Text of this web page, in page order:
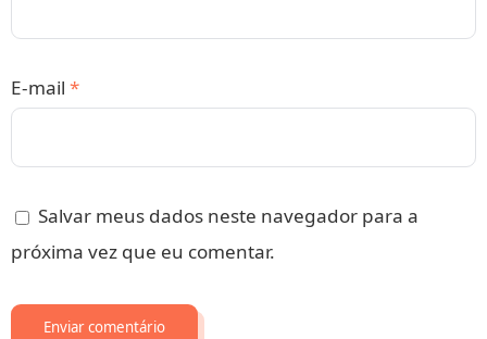
E-mail *
Salvar meus dados neste navegador para a
próxima vez que eu comentar.